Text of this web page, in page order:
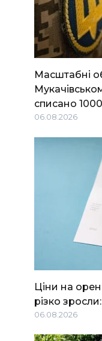
Масштабні
списано
06.08.2026
Ціни на
різко
06.08.2026